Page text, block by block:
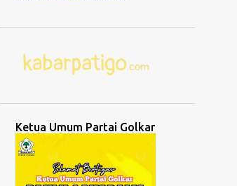
ABURIZAL BAKRIE ACMU
AGRO WISATA MELON
AGUNG DANARTO AGUNG LAKSONO
AGUS EKO WIBOWO
Ketua Umum Partai Golkar